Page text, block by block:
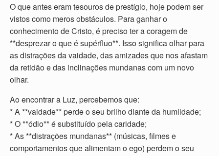
O que antes eram tesouros de prestígio, hoje podem ser
vistos como meros obstáculos. Para ganhar o
conhecimento de Cristo, é preciso ter a coragem de
**desprezar o que é supérfluo**. Isso significa olhar para
as distrações da vaidade, das amizades que nos afastam
da retidão e das inclinações mundanas com um novo
olhar.
Ao encontrar a Luz, percebemos que:
* A **vaidade** perde o seu brilho diante da humildade;
* O **ódio** é substituído pela caridade;
* As **distrações mundanas** (músicas, filmes e
comportamentos que alimentam o ego) perdem o seu